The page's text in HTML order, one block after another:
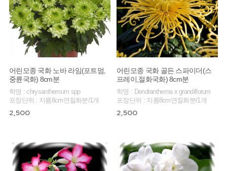
어린모종 국화 노바 라임(포트멈,
중륜국화) 8cm분
학명 : chrysanthemum spp
포장단위 : 지름8cm연질화분/1개
2,500
어린모종 국화 골든 스파이더(스
프레이,절화국화) 8cm분
학명 : Dendranthema x grandiflorum
포장단위 : 지름8cm연질화분/1개
2,500